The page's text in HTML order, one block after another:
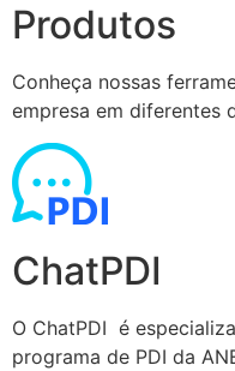
Produtos
Conheça nossas
empresa em diferentes
ChatPDI
O ChatPDI é
programa de PDI da